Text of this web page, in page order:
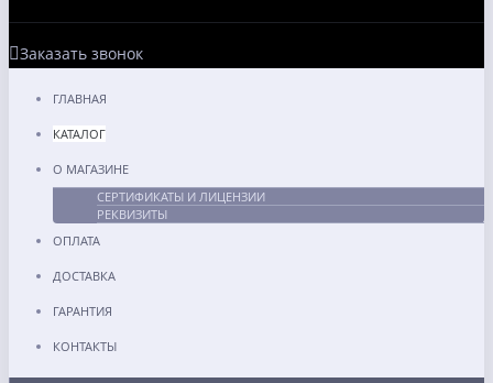
Заказать звонок
ГЛАВНАЯ
КАТАЛОГ
О МАГАЗИНЕ
СЕРТИФИКАТЫ И ЛИЦЕНЗИИ
РЕКВИЗИТЫ
ОПЛАТА
ДОСТАВКА
ГАРАНТИЯ
КОНТАКТЫ